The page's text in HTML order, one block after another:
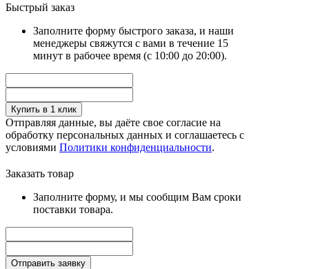
Быстрый заказ
Заполните форму быстрого заказа, и наши
менеджеры свяжутся с вами в течение 15
минут в рабочее время (с 10:00 до 20:00).
Купить в 1 клик
Отправляя данные, вы даёте свое согласие на
обработку персональных данных и соглашаетесь с
условиями Политики конфиденциальности.
Заказать товар
Заполните форму, и мы сообщим Вам сроки
поставки товара.
Отправить заявку